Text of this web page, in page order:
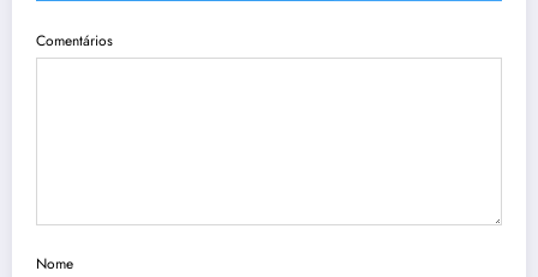
Comentários
Nome